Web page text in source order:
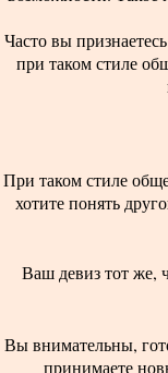
Часто вы
при таком стиле
При таком стиле
хотите понять
Ваш девиз тот же,
Вы внимательны,
принимаете